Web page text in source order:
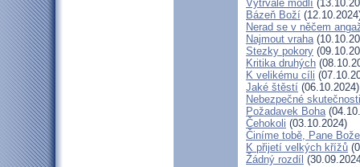
Vytrvale modlí
Bázeň Boží
Nerad se v něčem
Najmout vraha
Stezky pokory
Kritika druhých
K velikému cíli
Jaké štěstí (06.10.2024)
Nebezpečné skutečnosti
Požadavek Boha
Čehokoli (03.10.2024)
Činíme tobě, Pane
K přijetí velkých křížů
Žádný rozdíl